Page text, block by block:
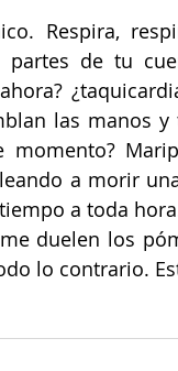
Respira,
de tu
las manos
a morir
a toda
duelen los
lo contrario.